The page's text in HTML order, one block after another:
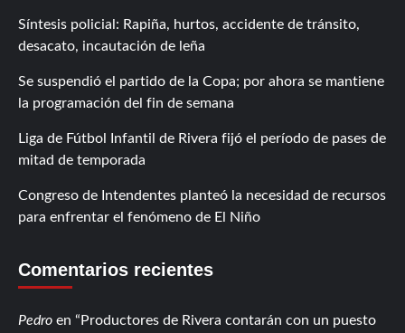
Síntesis policial: Rapiña, hurtos, accidente de tránsito,
desacato, incautación de leña
Se suspendió el partido de la Copa; por ahora se mantiene
la programación del fin de semana
Liga de Fútbol Infantil de Rivera fijó el período de pases de
mitad de temporada
Congreso de Intendentes planteó la necesidad de recursos
para enfrentar el fenómeno de El Niño
Comentarios recientes
Pedro en
Productores de Rivera contarán con un puesto